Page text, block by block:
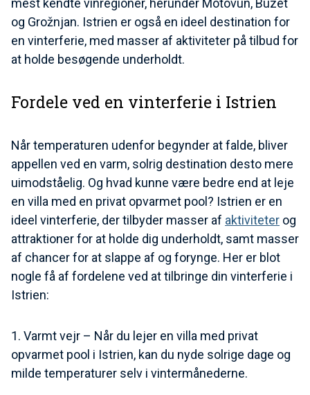
mest kendte vinregioner, herunder Motovun, Buzet
og Grožnjan. Istrien er også en ideel destination for
en vinterferie, med masser af aktiviteter på tilbud for
at holde besøgende underholdt.
Fordele ved en vinterferie i Istrien
Når temperaturen udenfor begynder at falde, bliver
appellen ved en varm, solrig destination desto mere
uimodståelig. Og hvad kunne være bedre end at leje
en villa med en privat opvarmet pool? Istrien er en
ideel vinterferie, der tilbyder masser af aktiviteter og
attraktioner for at holde dig underholdt, samt masser
af chancer for at slappe af og forynge. Her er blot
nogle få af fordelene ved at tilbringe din vinterferie i
Istrien:
1. Varmt vejr – Når du lejer en villa med privat
opvarmet pool i Istrien, kan du nyde solrige dage og
milde temperaturer selv i vintermånederne.